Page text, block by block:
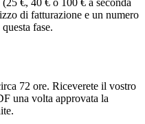
€, 40 € o 100 € a seconda
di fatturazione e un numero
fase.
72 ore. Riceverete il vostro
una volta approvata la